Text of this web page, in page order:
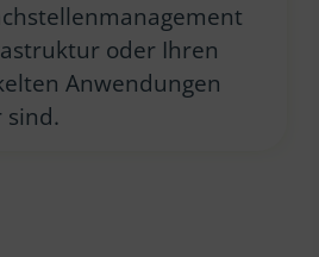
oder Ihren
Anwendungen
sind.